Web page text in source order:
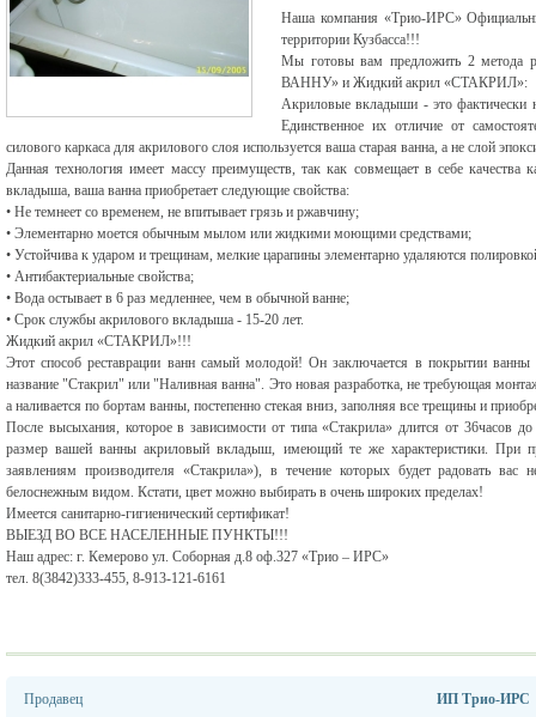
Наша компания «Трио-ИРС»
территории Кузбасса!!!
Мы готовы вам предложить 2 метода
ВАННУ» и Жидкий акрил «СТАКРИЛ»:
Акриловые вкладыши - это фактически
Единственное их отличие от
силового каркаса для акрилового слоя используется ваша старая ванна, а не слой
Данная технология имеет массу преимуществ, так как совмещает в себе
вкладыша, ваша ванна приобретает следующие свойства:
• Не темнеет со временем, не впитывает грязь и ржавчину;
• Элементарно моется обычным мылом или жидкими моющими средствами;
• Устойчива к ударом и трещинам, мелкие царапины элементарно удаляются
• Антибактериальные свойства;
• Вода остывает в 6 раз медленнее, чем в обычной ванне;
• Срок службы акрилового вкладыша - 15-20 лет.
Жидкий акрил «СТАКРИЛ»!!!
Этот способ реставрации ванн самый молодой! Он заключается в покрытии ванны
название "Стакрил" или "Наливная ванна". Это новая разработка, не требующая
а наливается по бортам ванны, постепенно стекая вниз, заполняя все трещины и
После высыхания, которое в зависимости от типа «Стакрила» длится от 36часов
размер вашей ванны акриловый вкладыш, имеющий те же характеристики. При
заявлениям производителя «Стакрила»), в течение которых будет радовать вас
белоснежным видом. Кстати, цвет можно выбирать в очень широких пределах!
Имеется санитарно-гигиенический сертификат!
ВЫЕЗД ВО ВСЕ НАСЕЛЕННЫЕ ПУНКТЫ!!!
Наш адрес: г. Кемерово ул. Соборная д.8 оф.327 «Трио – ИРС»
тел. 8(3842)333-455, 8-913-121-6161
Продавец
ИП Трио-ИРС